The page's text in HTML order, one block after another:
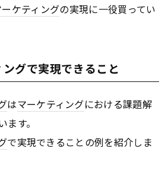
ケティングの実現に一役買ってい
グで実現できること
はマーケティングにおける課題解
す。
で実現できることの例を紹介しま